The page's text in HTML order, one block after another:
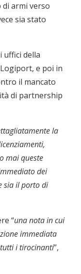
armi verso
sia stato
uffici della
e poi in
il mancato
di partnership
la
mai queste
dei
sia il porto di
“una nota in cui
immediata
i tirocinanti”,